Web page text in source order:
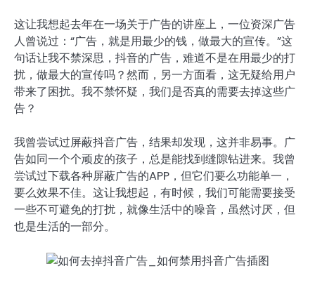
这让我想起去年在一场关于广告的讲座上，一位资深广告
人曾说过：“广告，就是用最少的钱，做最大的宣传。”这
句话让我不禁深思，抖音的广告，难道不是在用最少的打
扰，做最大的宣传吗？然而，另一方面看，这无疑给用户
带来了困扰。我不禁怀疑，我们是否真的需要去掉这些广
告？
我曾尝试过屏蔽抖音广告，结果却发现，这并非易事。广
告如同一个个顽皮的孩子，总是能找到缝隙钻进来。我曾
尝试过下载各种屏蔽广告的APP，但它们要么功能单一，
要么效果不佳。这让我想起，有时候，我们可能需要接受
一些不可避免的打扰，就像生活中的噪音，虽然讨厌，但
也是生活的一部分。